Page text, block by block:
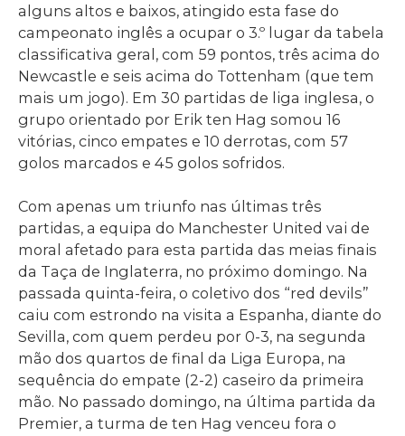
alguns altos e baixos, atingido esta fase do
campeonato inglês a ocupar o 3.º lugar da tabela
classificativa geral, com 59 pontos, três acima do
Newcastle e seis acima do Tottenham (que tem
mais um jogo). Em 30 partidas de liga inglesa, o
grupo orientado por Erik ten Hag somou 16
vitórias, cinco empates e 10 derrotas, com 57
golos marcados e 45 golos sofridos.
Com apenas um triunfo nas últimas três
partidas, a equipa do Manchester United vai de
moral afetado para esta partida das meias finais
da Taça de Inglaterra, no próximo domingo. Na
passada quinta-feira, o coletivo dos “red devils”
caiu com estrondo na visita a Espanha, diante do
Sevilla, com quem perdeu por 0-3, na segunda
mão dos quartos de final da Liga Europa, na
sequência do empate (2-2) caseiro da primeira
mão. No passado domingo, na última partida da
Premier, a turma de ten Hag venceu fora o